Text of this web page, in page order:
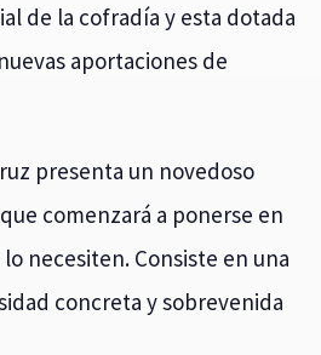
de la cofradía y esta dotada
aportaciones de
presenta un novedoso
comenzará a ponerse en
necesiten. Consiste en una
concreta y sobrevenida